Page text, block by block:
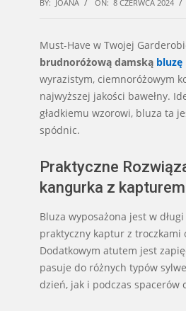
BY: JOANA ON: 8 CZERWCA 2024
Must-Have w Twojej
brudnoróżową damską bluzę
wyrazistym, ciemnoróżowym
najwyższej jakości bawełny.
gładkiemu wzorowi, bluza ta
spódnic.
Praktyczne
kangurka z kapturem
Bluza wyposażona jest w
praktyczny kaptur z troczkami
Dodatkowym atutem jest
pasuje do różnych typów
dzień, jak i podczas spacerów